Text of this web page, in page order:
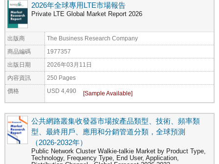
2026年全球專用LTE市場報告
Private LTE Global Market Report 2026
出版商 The Business Research Company
商品編碼 1977357
出版日期 2026年03月11日
內容資訊 250 Pages
價格 USD 4,490
公共網路叢集收發器市場按產品類型、技術、頻率類
型、最終用戶、應用和分銷管道分類，全球預測
（2026-2032年）
Public Network Cluster Walkie-talkie Market by Product Type,
Technology, Frequency Type, End User, Application,